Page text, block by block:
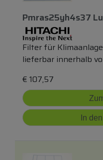
Pmras25yh4s37
Filter für
lieferbar innerhalb
€ 107,57
In